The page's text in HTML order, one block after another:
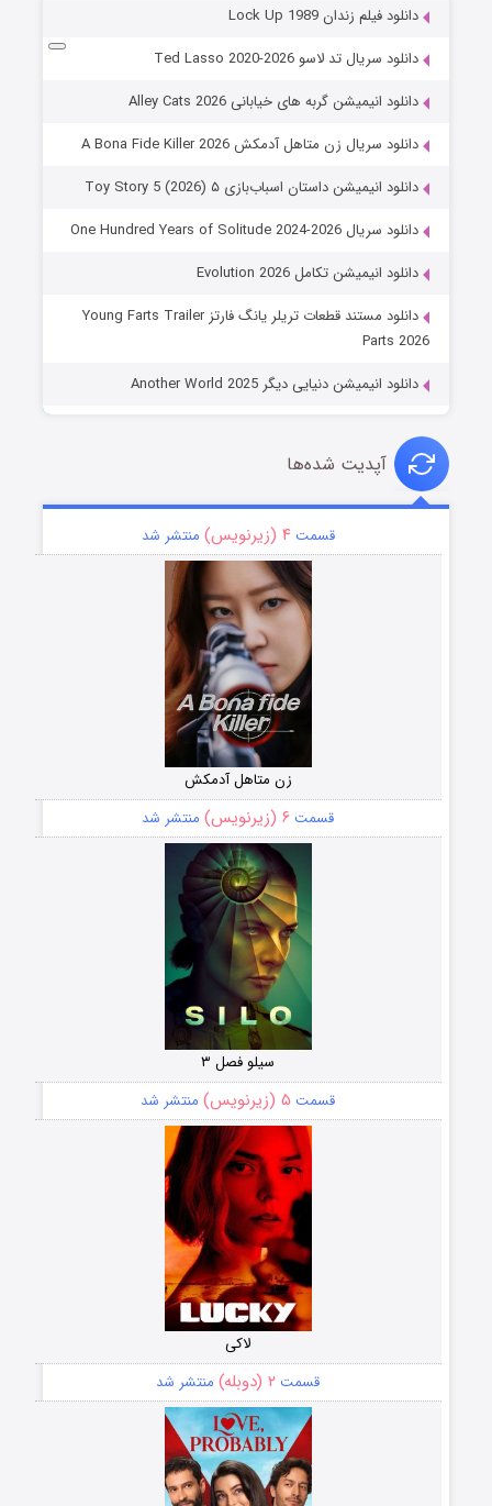
دانلود فیلم زندان Lock Up 1989
دانلود سریال تد لاسو Ted Lasso 2020-2026
دانلود انیمیشن گربه های خیابانی Alley Cats 2026
دانلود سریال زن متاهل آدمکش A Bona Fide Killer 2026
دانلود انیمیشن داستان اسباب‌بازی ۵ Toy Story 5 (2026)
دانلود سریال One Hundred Years of Solitude 2024-2026
دانلود انیمیشن تکامل Evolution 2026
دانلود مستند قطعات تریلر یانگ فارتز Young Farts Trailer
Parts 2026
دانلود انیمیشن دنیایی دیگر Another World 2025
آپدیت شده‌ها
قسمت۴ (زیرنویس) منتشر شد
زن متاهل آدمکش
قسمت ۶ (زیرنویس) منتشر شد
سیلو فصل ۳
قسمت ۵ (زیرنویس) منتشر شد
لاکی
قسمت ۲ (دوبله) منتشر شد